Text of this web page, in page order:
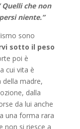
che non
niente.”
sono
sotto il peso
poi è
cui vita è
madre,
dalla
da lui anche
una forma rara
non si riesce a